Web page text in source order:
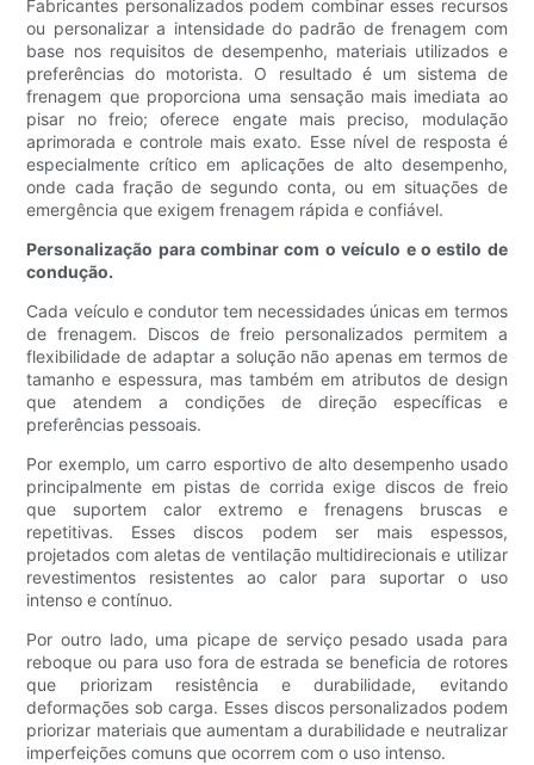
Fabricantes personalizados podem combinar esses recursos
ou personalizar a intensidade do padrão de frenagem com
base nos requisitos de desempenho, materiais utilizados e
preferências do motorista. O resultado é um sistema de
frenagem que proporciona uma sensação mais imediata ao
pisar no freio; oferece engate mais preciso, modulação
aprimorada e controle mais exato. Esse nível de resposta é
especialmente crítico em aplicações de alto desempenho,
onde cada fração de segundo conta, ou em situações de
emergência que exigem frenagem rápida e confiável.
Personalização para combinar com o veículo e o estilo de
condução.
Cada veículo e condutor tem necessidades únicas em termos
de frenagem. Discos de freio personalizados permitem a
flexibilidade de adaptar a solução não apenas em termos de
tamanho e espessura, mas também em atributos de design
que atendem a condições de direção específicas e
preferências pessoais.
Por exemplo, um carro esportivo de alto desempenho usado
principalmente em pistas de corrida exige discos de freio
que suportem calor extremo e frenagens bruscas e
repetitivas. Esses discos podem ser mais espessos,
projetados com aletas de ventilação multidirecionais e utilizar
revestimentos resistentes ao calor para suportar o uso
intenso e contínuo.
Por outro lado, uma picape de serviço pesado usada para
reboque ou para uso fora de estrada se beneficia de rotores
que priorizam resistência e durabilidade, evitando
deformações sob carga. Esses discos personalizados podem
priorizar materiais que aumentam a durabilidade e neutralizar
imperfeições comuns que ocorrem com o uso intenso.